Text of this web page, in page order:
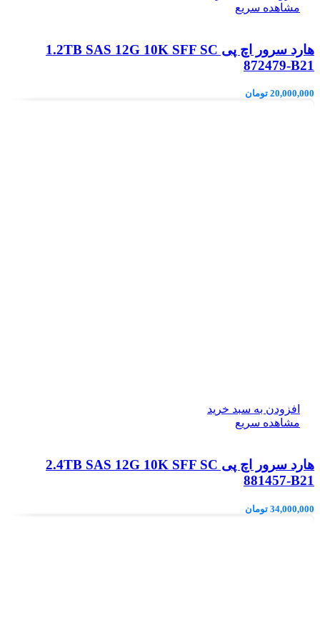
مشاهده سریع
هارد سرور اچ پی 1.2TB SAS 12G 10K SFF SC
872479-B21
20,000,000 تومان
افزودن به سبد خرید
مشاهده سریع
هارد سرور اچ پی 2.4TB SAS 12G 10K SFF SC
881457-B21
34,000,000 تومان